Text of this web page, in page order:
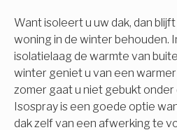
Want isoleert u uw dak, dan
woning in de winter behouden.
isolatielaag de warmte van
winter geniet u van een
zomer gaat u niet gebukt onder
Isospray is een goede optie
dak zelf van een afwerking te